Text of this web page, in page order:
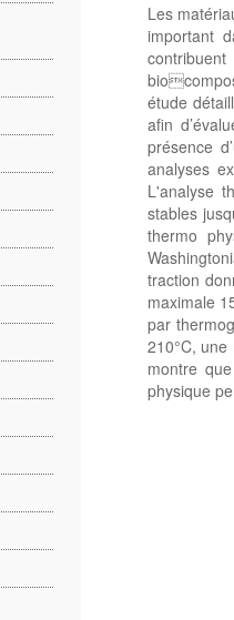
Les
important
étude
afin
présence
analyses
L'analyse
stables
thermo
traction
maximale
par
210°C, une
montre
physique